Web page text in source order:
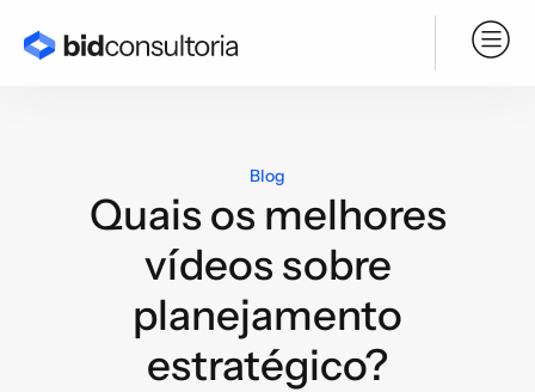
Blog
Quais os melhores
vídeos sobre
planejamento
estratégico?